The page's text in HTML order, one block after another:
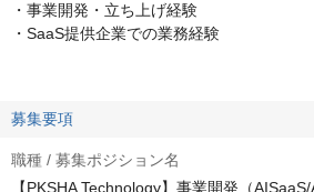
・事業開発・立ち上げ経験
・SaaS提供企業での業務経験
募集要項
職種 / 募集ポジション名
【PKSHA Technology】事業開発（AISaaS/